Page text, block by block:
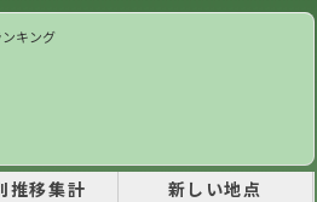
キング
推移集計 新しい地点